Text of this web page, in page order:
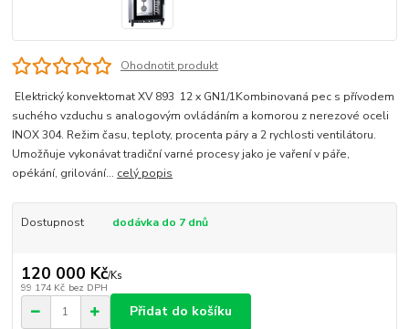
Ohodnotit produkt
Elektrický konvektomat XV 893 12 x GN1/1Kombinovaná pec s přívodem
suchého vzduchu s analogovým ovládáním a komorou z nerezové oceli
INOX 304. Režim času, teploty, procenta páry a 2 rychlosti ventilátoru.
Umožňuje vykonávat tradiční varné procesy jako je vaření v páře,
opékání, grilování... celý popis
Dostupnost dodávka do 7 dnů
120 000 Kč/Ks
99 174 Kč bez DPH
Přidat do košíku